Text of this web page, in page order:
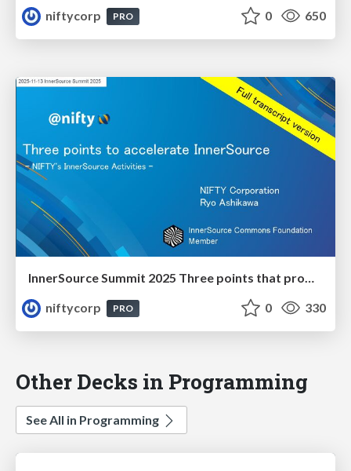
niftycorp
PRO 0 650
InnerSource Summit 2025 Three points that promoted innersource activities
niftycorp
PRO 0 330
Other Decks in Programming
See All in Programming